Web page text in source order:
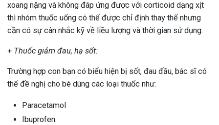
xoang nặng và không đáp ứng được với corticoid dạng xịt
thì nhóm thuốc uống có thể được chỉ định thay thế nhưng
cần có sự cân nhắc kỹ về liều lượng và thời gian sử dụng.
+ Thuốc giảm đau, hạ sốt:
Trường hợp con bạn có biểu hiện bị sốt, đau đầu, bác sĩ có
thể đề nghị cho bé dùng các loại thuốc như:
Paracetamol
Ibuprofen